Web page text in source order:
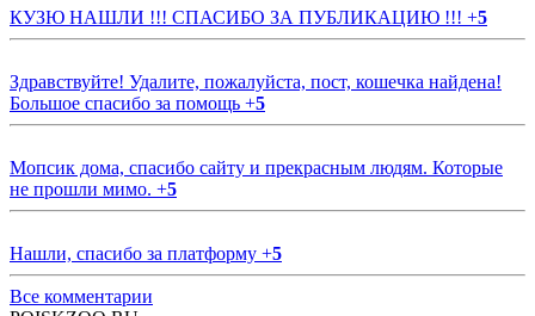
КУЗЮ НАШЛИ !!! СПАСИБО ЗА ПУБЛИКАЦИЮ !!! +5
Здравствуйте! Удалите, пожалуйста, пост, кошечка найдена!
Большое спасибо за помощь +5
Мопсик дома, спасибо сайту и прекрасным людям. Которые
не прошли мимо. +5
Нашли, спасибо за платформу +5
Все комментарии